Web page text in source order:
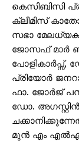
കെസിബിസി
ക്ലീമിസ്
സഭാ
ജോസഫ് മാർ
പ്രിയോർ
ഫാ. ജോർജ്
ഡോ.
മുൻ എം എൽഎ